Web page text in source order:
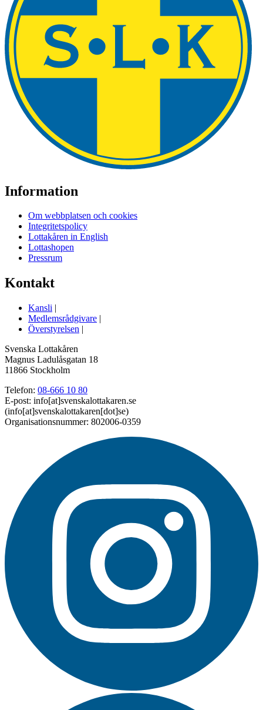
Information
Om webbplatsen och cookies
Integritetspolicy
Lottakåren in English
Lottashopen
Pressrum
Kontakt
Kansli |
Medlemsrådgivare |
Överstyrelsen |
Svenska Lottakåren
Magnus Ladulåsgatan 18
11866 Stockholm
Telefon: 08-666 10 80
E-post: info[at]svenskalottakaren.se
(info[at]svenskalottakaren[dot]se)
Organisationsnummer: 802006-0359